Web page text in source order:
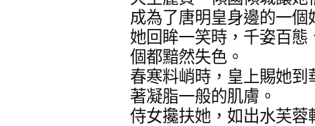
成為了唐明皇身邊的一個
她回眸一笑時，千姿百
個都黯然失色。
春寒料峭時，皇上賜她
著凝脂一般的肌膚。
侍女攙扶她，如出水芙